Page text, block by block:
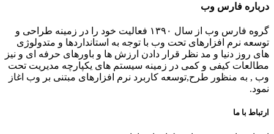
درباره فارس وب
گروه فارس وب از سال ۱۳۹۰ فعالیت خود را در زمینه طراحی و
توسعه نرم افزارهای تحت وب با توجه به استانداردها و متدولوژی
های روز دنیا و مد نظر قرار دادن ارزش ها و باورهای حرفه ای و نیز
مطالعات کیفی و کمی در زمینه سیستم های یکپارچه مدیریت تحت
وب , به منظور طرح,توسعه کاربرد نرم افزارهای مبتنی بر وب اغاز
نمود.
ارتباط با ما